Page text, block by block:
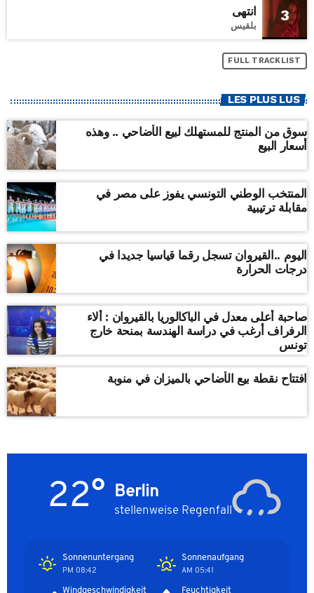
3 انتهى
بلقيس
FULL TRACKLIST
LES PLUS LUS
سوق من المنتج للمستهلك لبيع الأضاحي .. وهذه
أسعار البيع
المنتخب الوطني التونسي يفوز على مصر في
مقابلة ترتيبية
اليوم ..القيروان تسجل رقما قياسيا جديدا في
درجات الحرارة
صاحبة أعلى معدل في الباكالوريا بالقيروان : ألاء
الرفراف أرغب في دراسة الهندسة بمنحة خارج
تونس
افتتاح نقطة بيع الأضاحي بالميزان في منوبة
Berlin
stellenweise Regenfall
22°
Sonnenaufgang
05:41 AM
Sonnenuntergang
08:42 PM
Feuchtigkeit
Windgeschwindigkeit